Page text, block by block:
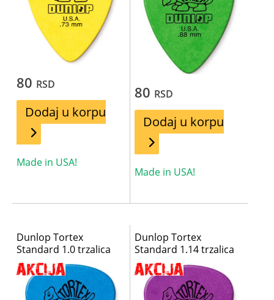
80 RSD
Dodaj u korpu
Made in USA!
80 RSD
Dodaj u korpu
Made in USA!
Dunlop Tortex
Standard 1.0 trzalica
Dunlop Tortex
Standard 1.14 trzalica